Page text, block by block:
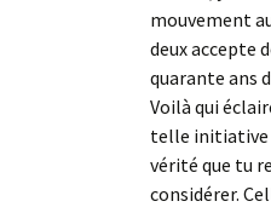
mouvement
deux accepte
quarante ans
Voilà qui
telle initiative
vérité que tu
considérer.